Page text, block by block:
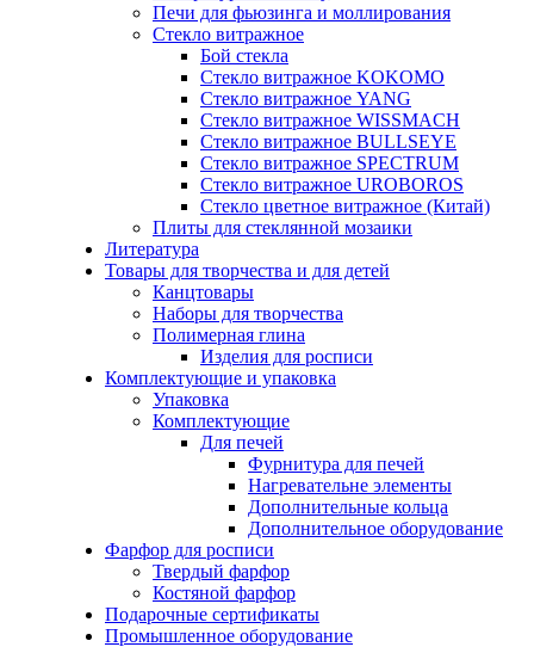
Печи для фьюзинга и моллирования
Стекло витражное
Бой стекла
Стекло витражное KOKOMO
Стекло витражное YANG
Стекло витражное WISSMACH
Стекло витражное BULLSEYE
Стекло витражное SPECTRUM
Стекло витражное UROBOROS
Стекло цветное витражное (Китай)
Плиты для стеклянной мозаики
Литература
Товары для творчества и для детей
Канцтовары
Наборы для творчества
Полимерная глина
Изделия для росписи
Комплектующие и упаковка
Упаковка
Комплектующие
Для печей
Фурнитура для печей
Нагревательне элементы
Дополнительные кольца
Дополнительное оборудование
Фарфор для росписи
Твердый фарфор
Костяной фарфор
Подарочные сертификаты
Промышленное оборудование